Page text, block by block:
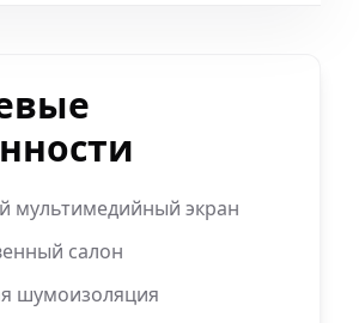
мультимедийный экран
салон
шумоизоляция